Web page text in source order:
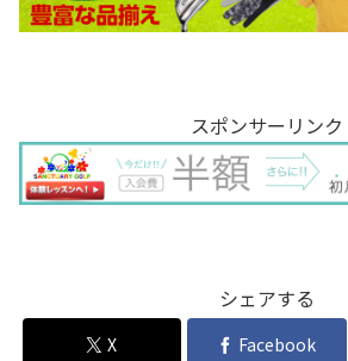
スポンサーリンク
シェアする
X Facebook